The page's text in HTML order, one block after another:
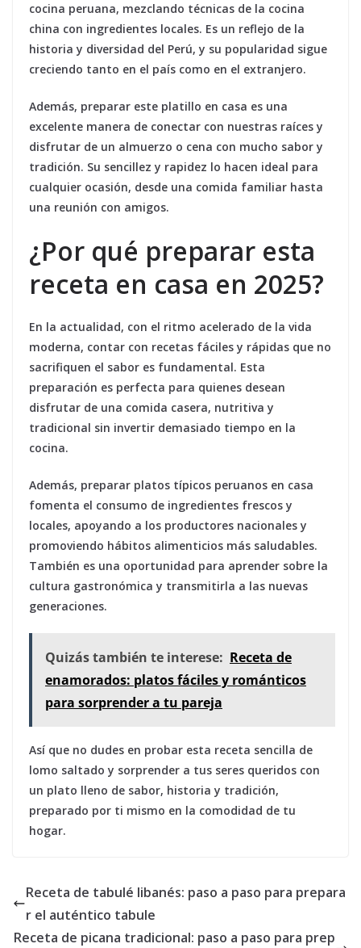
cocina peruana, mezclando técnicas de la cocina
china con ingredientes locales. Es un reflejo de la
historia y diversidad del Perú, y su popularidad sigue
creciendo tanto en el país como en el extranjero.
Además, preparar este platillo en casa es una
excelente manera de conectar con nuestras raíces y
disfrutar de un almuerzo o cena con mucho sabor y
tradición. Su sencillez y rapidez lo hacen ideal para
cualquier ocasión, desde una comida familiar hasta
una reunión con amigos.
¿Por qué preparar esta
receta en casa en 2025?
En la actualidad, con el ritmo acelerado de la vida
moderna, contar con recetas fáciles y rápidas que no
sacrifiquen el sabor es fundamental. Esta
preparación es perfecta para quienes desean
disfrutar de una comida casera, nutritiva y
tradicional sin invertir demasiado tiempo en la
cocina.
Además, preparar platos típicos peruanos en casa
fomenta el consumo de ingredientes frescos y
locales, apoyando a los productores nacionales y
promoviendo hábitos alimenticios más saludables.
También es una oportunidad para aprender sobre la
cultura gastronómica y transmitirla a las nuevas
generaciones.
Quizás también te interese: Receta de
enamorados: platos fáciles y románticos
para sorprender a tu pareja
Así que no dudes en probar esta receta sencilla de
lomo saltado y sorprender a tus seres queridos con
un plato lleno de sabor, historia y tradición,
preparado por ti mismo en la comodidad de tu
hogar.
Receta de tabulé libanés: paso a paso para prepara
r el auténtico tabule
Receta de picana tradicional: paso a paso para prep